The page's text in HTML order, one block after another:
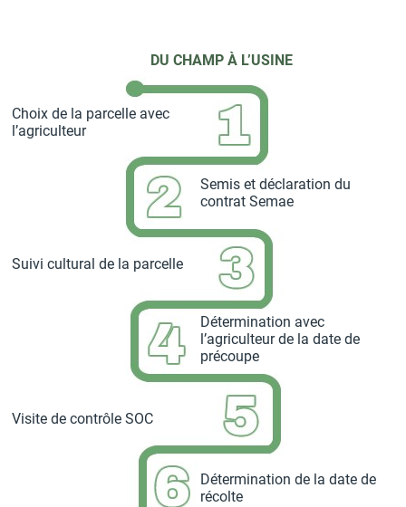
DU CHAMP À L’USINE
Choix de la parcelle avec
l’agriculteur
Semis et déclaration du
contrat Semae
Suivi cultural de la parcelle
Détermination avec
l’agriculteur de la date de
précoupe
Visite de contrôle SOC
Détermination de la date de
récolte